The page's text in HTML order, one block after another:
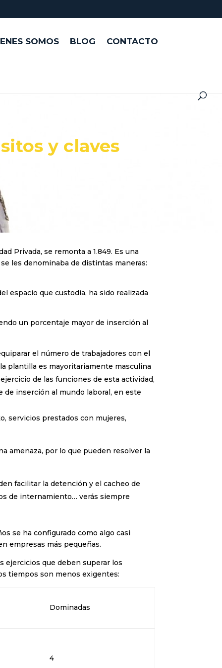
SOMOS BLOG CONTACTO
y claves
Privada, se remonta a 1.849. Es una
les denominaba de distintas maneras:
espacio que custodia, ha sido realizada
un porcentaje mayor de inserción al
el número de trabajadores con el
plantilla es mayoritariamente masculina
de las funciones de esta actividad,
inserción al mundo laboral, en este
servicios prestados con mujeres,
amenaza, por lo que pueden resolver la
facilitar la detención y el cacheo de
de internamiento… verás siempre
se ha configurado como algo casi
empresas más pequeñas.
ejercicios que deben superar los
tiempos son menos exigentes:
Dominadas
4